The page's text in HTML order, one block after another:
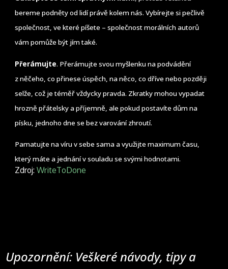
bereme podněty od lidí právě kolem nás. Vybírejte si pečlivě
společnost, ve které píšete – společnost morálních autorů
vám pomůže být jím také.
Přerámujte. Přerámujte svou myšlenku na podvádění
z něčeho, co přinese úspěch, na něco, co dříve nebo později
selže, což je téměř vždycky pravda. Zkratky mohou vypadat
hrozně přátelsky a příjemně, ale pokud postavíte dům na
písku, jednoho dne se bez varování zhroutí.
Pamatujte na víru v sebe sama a využijte maximum času,
který máte a jednání v souladu se svými hodnotami.
Zdroj:WriteToDone
Upozornění: Veškeré návody, tipy a